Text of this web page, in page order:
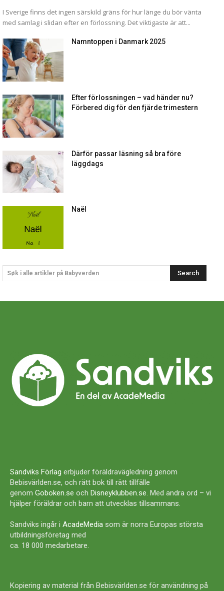
I Sverige finns det ingen särskild gräns för hur länge du bör vänta
med samlag i slidan efter en förlossning. Det viktigaste är att...
Namntoppen i Danmark 2025
Efter förlossningen – vad händer nu?
Förbered dig för den fjärde trimestern
Därför passar läsning så bra före
läggdags
Naël
Søk i alle artikler på Babyverden Search
Sandviks Förlag erbjuder föräldravägledning genom
Bebisvärlden.se, och rätt bok till rätt tillfälle
genom Goboken.se och Disneyklubben.se. Med andra ord – vi
hjälper föräldrar och barn att utvecklas tillsammans.
Sandviks ingår i AcadeMedia som är norra Europas största
utbildningsföretag med
ca. 18 000 medarbetare.
Kopiering av material från Bebisvärlden.se för användning på